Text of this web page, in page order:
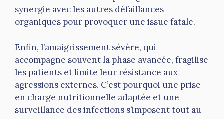
synergie avec les autres défaillances
organiques pour provoquer une issue fatale.
Enfin, l’amaigrissement sévère, qui
accompagne souvent la phase avancée, fragilise
les patients et limite leur résistance aux
agressions externes. C’est pourquoi une prise
en charge nutritionnelle adaptée et une
surveillance des infections s’imposent tout au